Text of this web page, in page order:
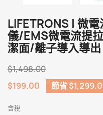
LIFETRONS | 微
儀/EMS微電流提
潔面/離子導入導
$1,498.00
$199.00
節省
含稅